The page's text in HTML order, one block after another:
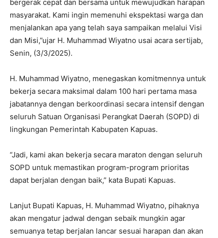
bergerak cepat dan bersama untuk mewujudkan harapan
masyarakat. Kami ingin memenuhi ekspektasi warga dan
menjalankan apa yang telah saya sampaikan melalui Visi
dan Misi,”ujar H. Muhammad Wiyatno usai acara sertijab,
Senin, (3/3/2025).
H. Muhammad Wiyatno, menegaskan komitmennya untuk
bekerja secara maksimal dalam 100 hari pertama masa
jabatannya dengan berkoordinasi secara intensif dengan
seluruh Satuan Organisasi Perangkat Daerah (SOPD) di
lingkungan Pemerintah Kabupaten Kapuas.
“Jadi, kami akan bekerja secara maraton dengan seluruh
SOPD untuk memastikan program-program prioritas
dapat berjalan dengan baik,” kata Bupati Kapuas.
Lanjut Bupati Kapuas, H. Muhammad Wiyatno, pihaknya
akan mengatur jadwal dengan sebaik mungkin agar
semuanya tetap berjalan lancar sesuai harapan dan akan